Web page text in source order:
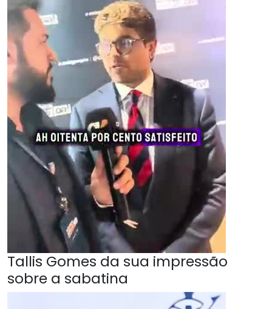
Tallis Gomes da sua impressão
sobre a sabatina